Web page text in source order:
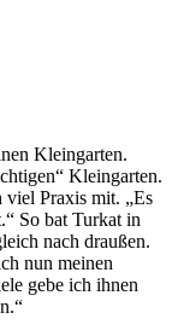
Kleingarten.
Kleingarten.
viel Praxis mit. „Es
So bat Turkat in
nach draußen.
nun meinen
gebe ich ihnen